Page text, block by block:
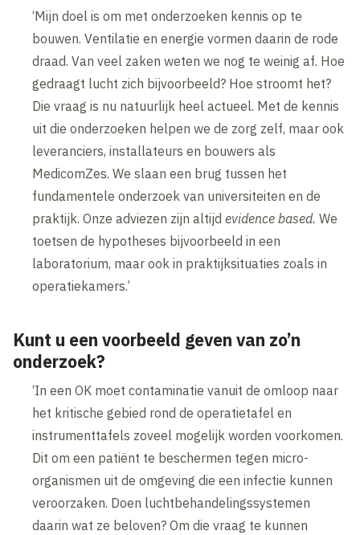
‘Mijn doel is om met onderzoeken kennis op te
bouwen. Ventilatie en energie vormen daarin de rode
draad. Van veel zaken weten we nog te weinig af. Hoe
gedraagt lucht zich bijvoorbeeld? Hoe stroomt het?
Die vraag is nu natuurlijk heel actueel. Met de kennis
uit die onderzoeken helpen we de zorg zelf, maar ook
leveranciers, installateurs en bouwers als
MedicomZes. We slaan een brug tussen het
fundamentele onderzoek van universiteiten en de
praktijk. Onze adviezen zijn altijdevidence based.We
toetsen de hypotheses bijvoorbeeld in een
laboratorium, maar ook in praktijksituaties zoals in
operatiekamers.’
Kunt u een voorbeeld geven van zo’n
onderzoek?
‘In een OK moet contaminatie vanuit de omloop naar
het kritische gebied rond de operatietafel en
instrumenttafels zoveel mogelijk worden voorkomen.
Dit om een patiënt te beschermen tegen micro-
organismen uit de omgeving die een infectie kunnen
veroorzaken. Doen luchtbehandelingssystemen
daarin wat ze beloven? Om die vraag te kunnen